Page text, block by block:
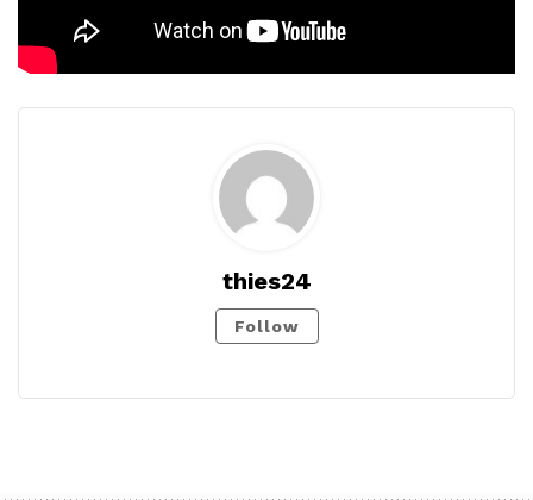
thies24
Follow